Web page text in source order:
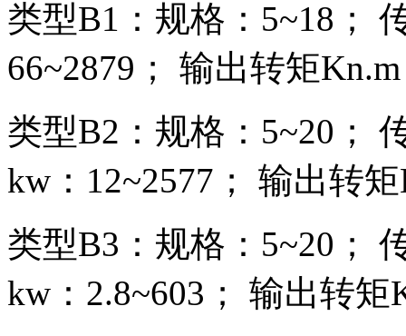
类型B1：规格：5~18；
66~2879； 输出转矩
类型B2：规格：5~20；
kw：12~2577； 输出转
类型B3：规格：5~20；
kw：2.8~603； 输出转矩